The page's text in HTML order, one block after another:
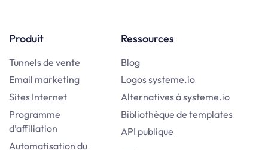
Produit
Tunnels de vente
Email marketing
Sites Internet
Programme
d’affiliation
Automatisation du
Ressources
Blog
Logos systeme.io
Alternatives à systeme.io
Bibliothèque de templates
API publique